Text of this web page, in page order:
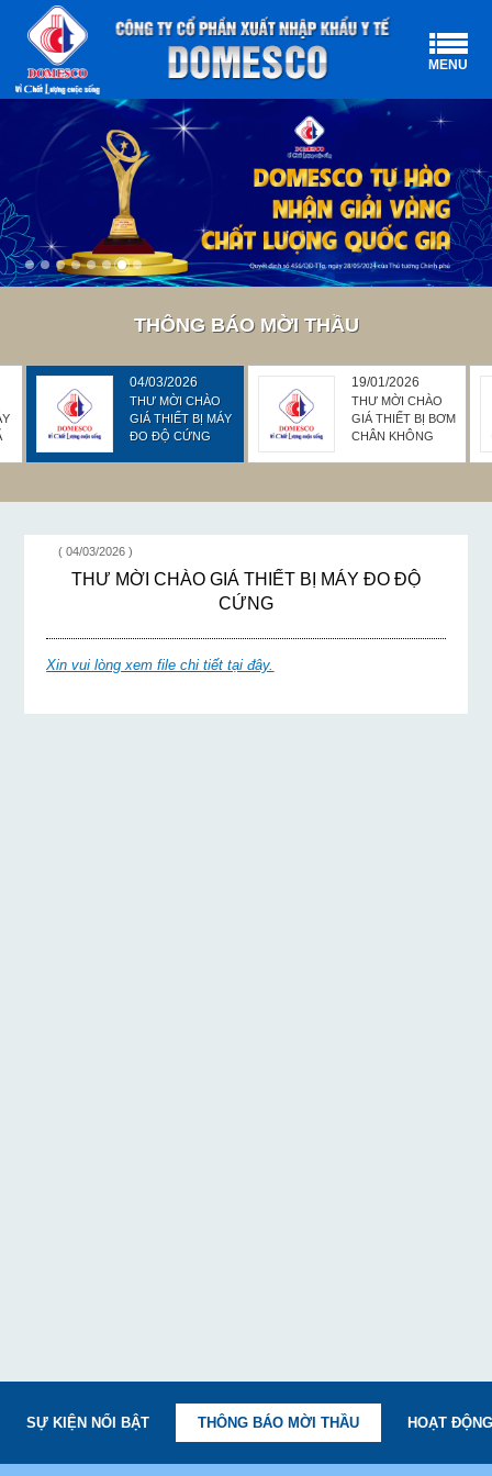
MENU
THÔNG BÁO MỜI THẦU
04/03/2026
THƯ MỜI CHÀO
GIÁ THIẾT BỊ MÁY
ĐO ĐỘ CỨNG
19/01/2026
THƯ MỜI CHÀO
GIÁ THIẾT BỊ BƠM
CHÂN KHÔNG
( 04/03/2026 )
THƯ MỜI CHÀO GIÁ THIẾT BỊ MÁY ĐO ĐỘ
CỨNG
Xin vui lòng xem file chi tiết tại đây.
SỰ KIỆN NỔI BẬT THÔNG BÁO MỜI THẦU HOẠT